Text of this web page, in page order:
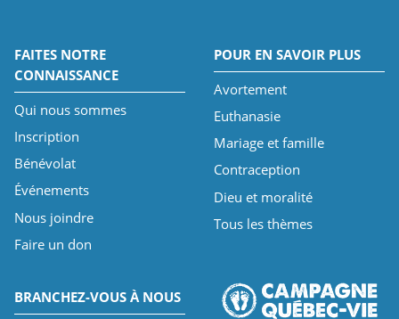
FAITES NOTRE
CONNAISSANCE
Qui nous sommes
Inscription
Bénévolat
Événements
Nous joindre
Faire un don
POUR EN SAVOIR PLUS
Avortement
Euthanasie
Mariage et famille
Contraception
Dieu et moralité
Tous les thèmes
BRANCHEZ-VOUS À NOUS